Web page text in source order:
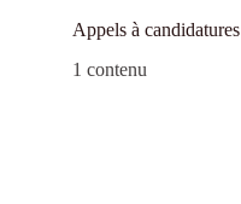
Appels à candidatures
1 contenu